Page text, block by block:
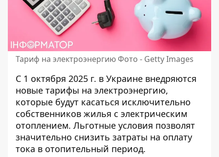
Тариф на электроэнергию Фото - Getty Images
С 1 октября 2025 г. в Украине внедряются
новые тарифы на электроэнергию,
которые будут касаться исключительно
собственников жилья с электрическим
отоплением. Льготные условия позволят
значительно снизить затраты на оплату
тока в отопительный период.